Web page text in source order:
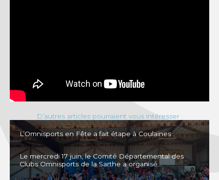
D’autres articles pourraient vous intéresser :
L’Omnisports en Fête a fait étape à Coulaines
Le mercredi 17 juin, le Comité Départemental des
Clubs Omnisports de la Sarthe a organisé…